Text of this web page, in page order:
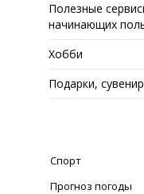
Полезные
начинающих
Хобби
Подарки,
Спорт
Прогноз погоды